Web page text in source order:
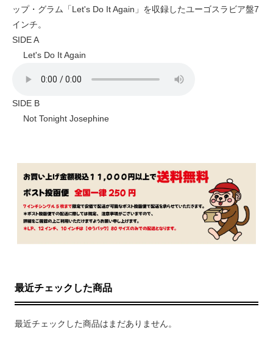
ップ・グラム「Let's Do It Again」を収録したユーゴスラビア盤7
インチ。
SIDE A
Let's Do It Again
SIDE B
Not Tonight Josephine
最近チェックした商品
最近チェックした商品はまだありません。